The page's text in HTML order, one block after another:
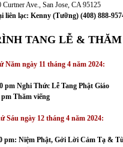
Curtner Ave., San Jose, CA 95125
liên lạc: Kenny (Tưỡng) (408) 888-
TANG LỄ &
Năm ngày 11 tháng 4 năm 2024:
pm Nghi Thức Lễ Tang Phật Giáo
pm Thăm viếng
Sáu ngày 12 tháng 4 năm 2024:
pm: Niệm Phật, Gởi Lời Cảm Tạ &